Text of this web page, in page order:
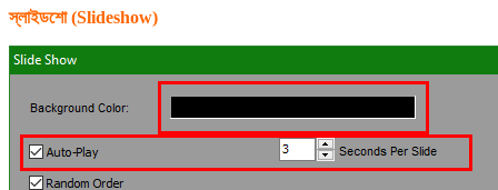
স্লাইডশো (Slideshow)